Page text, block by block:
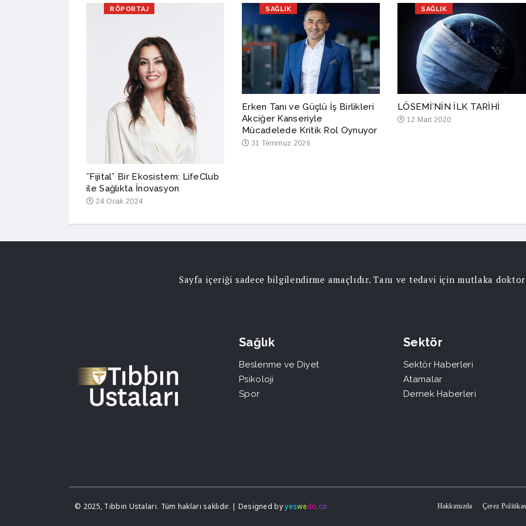
RÖPORTAJ
”Fijital” Bir Ekosistem: LifeClub
ile Sağlıkta İnovasyon
24 Ocak 2024
SAĞLIK
Erken Tanı ve Güçlü İş Birlikleri
Akciğer Kanseriyle
Mücadelede Kritik Rol Oynuyor
31 Temmuz 2026
SAĞLIK
LÖSEMİ’NİN İLK TARİHİ
12 Mart 2020
Sayfa içeriği sadece bilgilendirme amaçlıdır. Tanı ve tedavi için mutlaka
Sağlık
Beslenme ve Diyet
Psikoloji
Spor
Sektör
Sektör Haberleri
Atamalar
Dernek Haberleri
© 2025, Tıbbın Ustaları. Tüm hakları saklıdır. | Designed byyeswedo.co Hakkımızda Çerez